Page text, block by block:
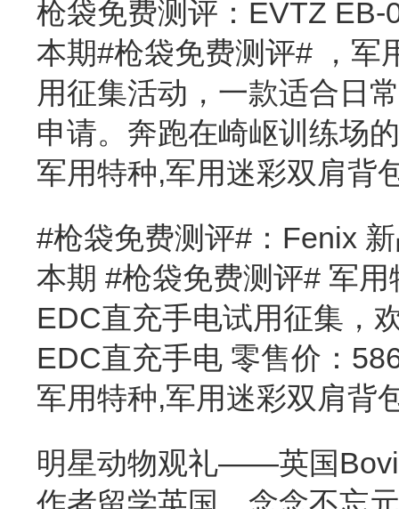
枪袋免费测评：EVTZ
本期#枪袋免费测评# ，军
用征集活动，一款适合日
申请。奔跑在崎岖训练场的
军用特种,军用迷彩双肩背
#枪袋免费测评#：Fenix
本期 #枪袋免费测评# 军
EDC直充手电试用征集，
EDC直充手电 零售价：
军用特种,军用迷彩双肩背
明星动物观礼——英国